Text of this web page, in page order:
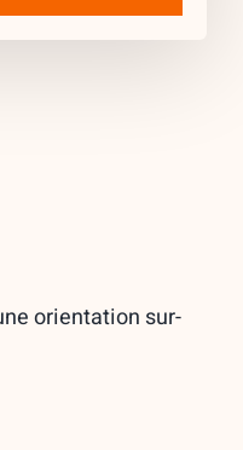
orientation sur-